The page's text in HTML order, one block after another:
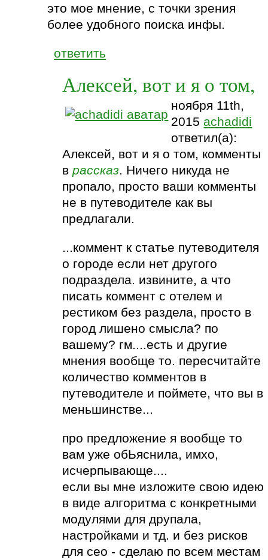
это мое мнение, с точки зрения
более удобного поиска инфы.
ответить
Алексей, вот и я о том,
ноября 11th,
2015 achadidi
ответил(а):
Алексей, вот и я о том, комменты
врассказ. Ничего никуда не
пропало, просто ваши комменты
не в путеводителе как вы
предлагали.
...коммент к статье путеводителя
о городе если нет другого
подраздела. извините, а что
писать коммент с отелем и
рестиком без раздела, просто в
город лишено смысла? по
вашему? гм....есть и другие
мнения вообще то. пересчитайте
количество комментов в
путеводителе и поймете, что вы в
меньшинстве...
про предложение я вообще то
вам уже обЬяснила, имхо,
исчерпывающе....
если вы мне изложите свою идею
в виде алгоритма с конкретными
модулями для друпала,
настройками и тд. и без рисков
для сео - сделаю по всем местам